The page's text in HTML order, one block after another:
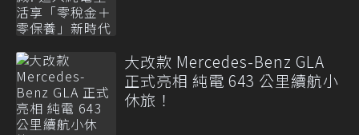
大改款 Mercedes-Benz GLA
正式亮相 純電 643 公里續航小
休旅！